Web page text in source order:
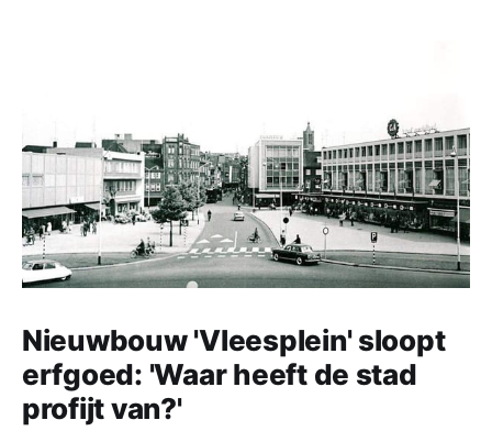
Nieuwbouw 'Vleesplein' sloopt
erfgoed: 'Waar heeft de stad
profijt van?'